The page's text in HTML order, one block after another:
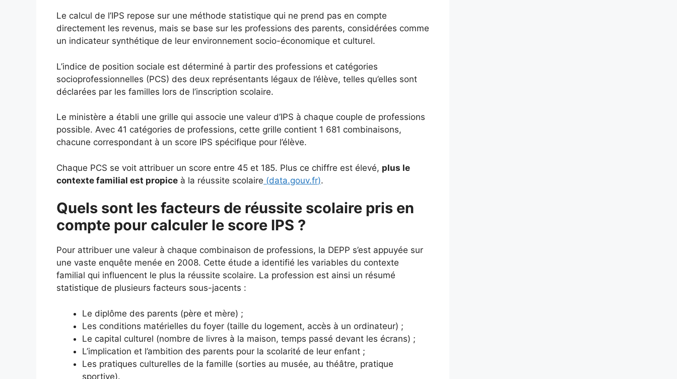
Le calcul de l’IPS repose sur une méthode statistique qui ne prend pas en compte
directement les revenus, mais se base sur les professions des parents, considérées comme
un indicateur synthétique de leur environnement socio-économique et culturel.
L’indice de position sociale est déterminé à partir des professions et catégories
socioprofessionnelles (PCS) des deux représentants légaux de l’élève, telles qu’elles sont
déclarées par les familles lors de l’inscription scolaire.
Le ministère a établi une grille qui associe une valeur d’IPS à chaque couple de professions
possible. Avec 41 catégories de professions, cette grille contient 1 681 combinaisons,
chacune correspondant à un score IPS spécifique pour l’élève.
Chaque PCS se voit attribuer un score entre 45 et 185. Plus ce chiffre est élevé, plus le
contexte familial est propice à la réussite scolaire (data.gouv.fr).
Quels sont les facteurs de réussite scolaire pris en
compte pour calculer le score IPS ?
Pour attribuer une valeur à chaque combinaison de professions, la DEPP s’est appuyée sur
une vaste enquête menée en 2008. Cette étude a identifié les variables du contexte
familial qui influencent le plus la réussite scolaire. La profession est ainsi un résumé
statistique de plusieurs facteurs sous-jacents :
Le diplôme des parents (père et mère) ;
Les conditions matérielles du foyer (taille du logement, accès à un ordinateur) ;
Le capital culturel (nombre de livres à la maison, temps passé devant les écrans) ;
L’implication et l’ambition des parents pour la scolarité de leur enfant ;
Les pratiques culturelles de la famille (sorties au musée, au théâtre, pratique
sportive).